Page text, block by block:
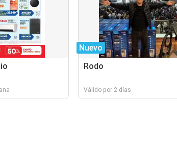
Nuevo
Rodo
Válido por 2 días